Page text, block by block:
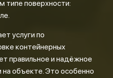
типе поверхности:
услуги по
контейнерных
правильное и надёжное
объекте. Это особенно